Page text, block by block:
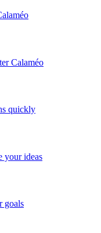
Calaméo
quickly
your ideas
goals